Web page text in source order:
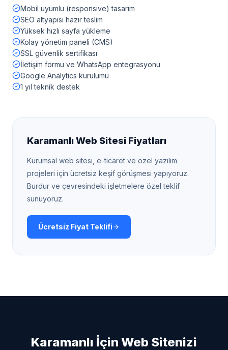
Mobil uyumlu (responsive) tasarım
SEO altyapısı hazır teslim
Yüksek hızlı sayfa yükleme
Kolay yönetim paneli (CMS)
SSL güvenlik sertifikası
İletişim formu ve WhatsApp entegrasyonu
Google Analytics kurulumu
1 yıl teknik destek
KaramanlıWeb Sitesi Fiyatları
Kurumsal web sitesi, e-ticaret ve özel yazılım
projeleri için ücretsiz keşif görüşmesi yapıyoruz.
Burdur ve çevresindeki işletmelere özel teklif
sunuyoruz.
Ücretsiz Fiyat Teklifi
Karamanlı İçin Web Sitenizi